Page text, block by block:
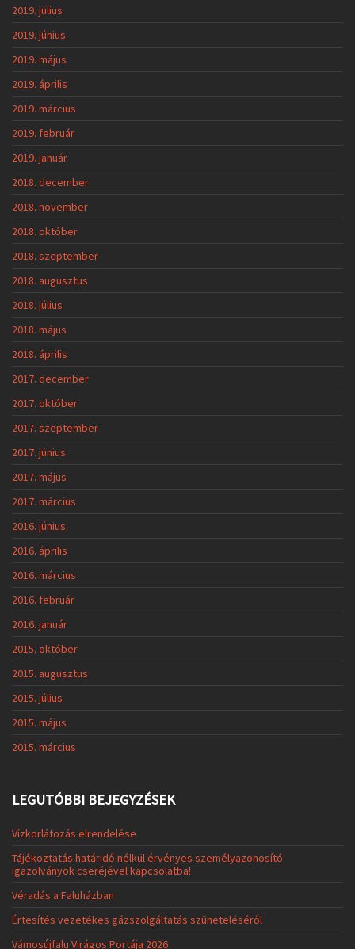
2019. július
2019. június
2019. május
2019. április
2019. március
2019. február
2019. január
2018. december
2018. november
2018. október
2018. szeptember
2018. augusztus
2018. július
2018. május
2018. április
2017. december
2017. október
2017. szeptember
2017. június
2017. május
2017. március
2016. június
2016. április
2016. március
2016. február
2016. január
2015. október
2015. augusztus
2015. július
2015. május
2015. március
LEGUTÓBBI BEJEGYZÉSEK
Vízkorlátozás elrendelése
Tájékoztatás határidő nélkül érvényes személyazonosító
igazolványok cseréjével kapcsolatba!
Véradás a Faluházban
Értesítés vezetékes gázszolgáltatás szüneteléséről
Vámosújfalu Virágos Portája 2026